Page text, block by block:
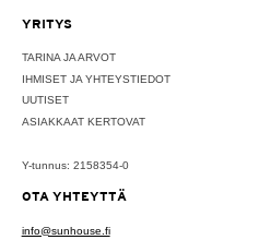
YRITYS
TARINA JA ARVOT
IHMISET JA YHTEYSTIEDOT
UUTISET
ASIAKKAAT KERTOVAT
Y-tunnus: 2158354-0
OTA YHTEYTTÄ
info@sunhouse.fi